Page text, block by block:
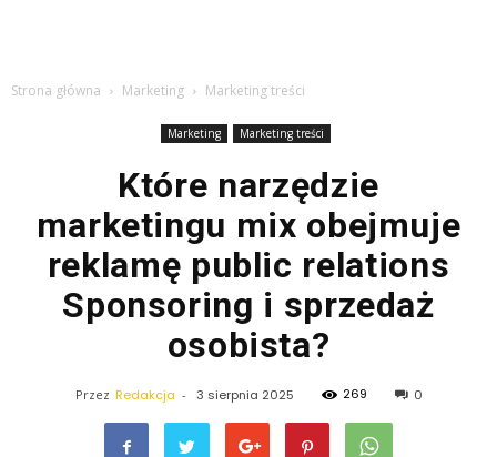
Strona główna Marketing Marketing treści
Marketing Marketing treści
Które narzędzie
marketingu mix obejmuje
reklamę public relations
Sponsoring i sprzedaż
osobista?
Przez Redakcja - 3 sierpnia 2025 269 0